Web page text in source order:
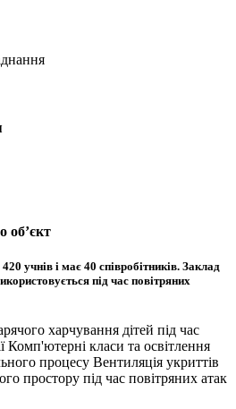
обʼєкт
учнів і має 40 співробітників. Заклад
під час повітряних
харчування дітей під час
Комп'ютерні класи та освітлення
процесу Вентиляція укриттів
простору під час повітряних атак